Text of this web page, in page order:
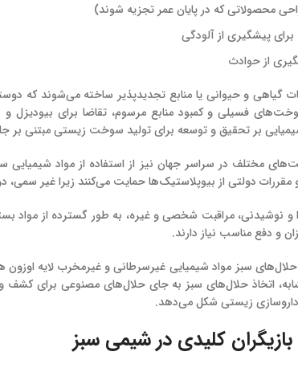
محصولاتی که در پایان عمر تجزیه شوند)
پیشگیری از آلودگی
از حوادث
گیاهی و حیوانی یا منابع تجدیدپذیر ساخته می‌شوند که
فسیلی و کمبود منابع مرسوم، تقاضا برای بیودیزل و
بر تحقیق و توسعه برای تولید سوخت زیستی مبتنی بر
مختلف در سراسر جهان نیز از استفاده از مواد
مقررات دولتی از بیوپلاستیک‌ها حمایت می‌کنند زیرا غیر
و نوشیدنی، مراقبت شخصی و غیره، به طور گسترده از مواد
و دفع مناسب نیاز دارند.
حلال‌های سبز مواد شیمیایی غیرسرطانی و غیرمخرب لایه
اتخاذ حلال‌های سبز به جای حلال‌های مصنوعی برای کشف و
زیستی شکل می‌دهد.
کلیدی در شیمی سبز